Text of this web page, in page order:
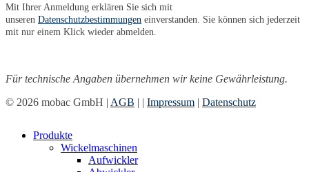
Mit Ihrer Anmeldung erklären Sie sich mit
unseren Datenschutzbestimmungen einverstanden. Sie können sich jederzeit
mit nur einem Klick wieder abmelden.
Für technische Angaben übernehmen wir keine Gewährleistung.
© 2026 mobac GmbH | AGB | | Impressum | Datenschutz
Close
Produkte
Wickelmaschinen
Aufwickler